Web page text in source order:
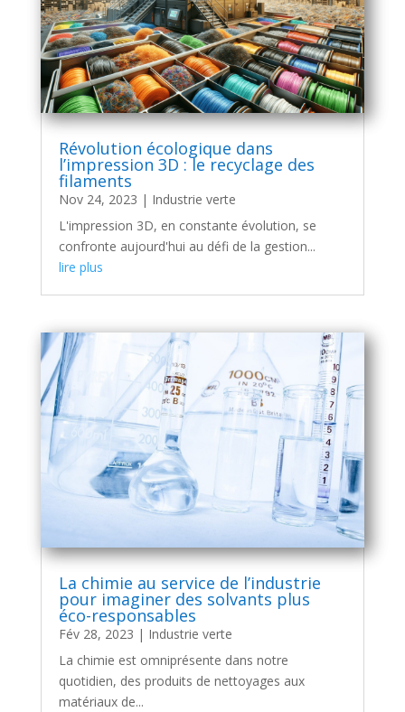
Révolution écologique dans
l’impression 3D : le recyclage des
filaments
Nov 24, 2023 | Industrie verte
L'impression 3D, en constante évolution, se
confronte aujourd'hui au défi de la gestion...
lire plus
La chimie au service de l’industrie
pour imaginer des solvants plus
éco-responsables
Fév 28, 2023 | Industrie verte
La chimie est omniprésente dans notre
quotidien, des produits de nettoyages aux
matériaux de...